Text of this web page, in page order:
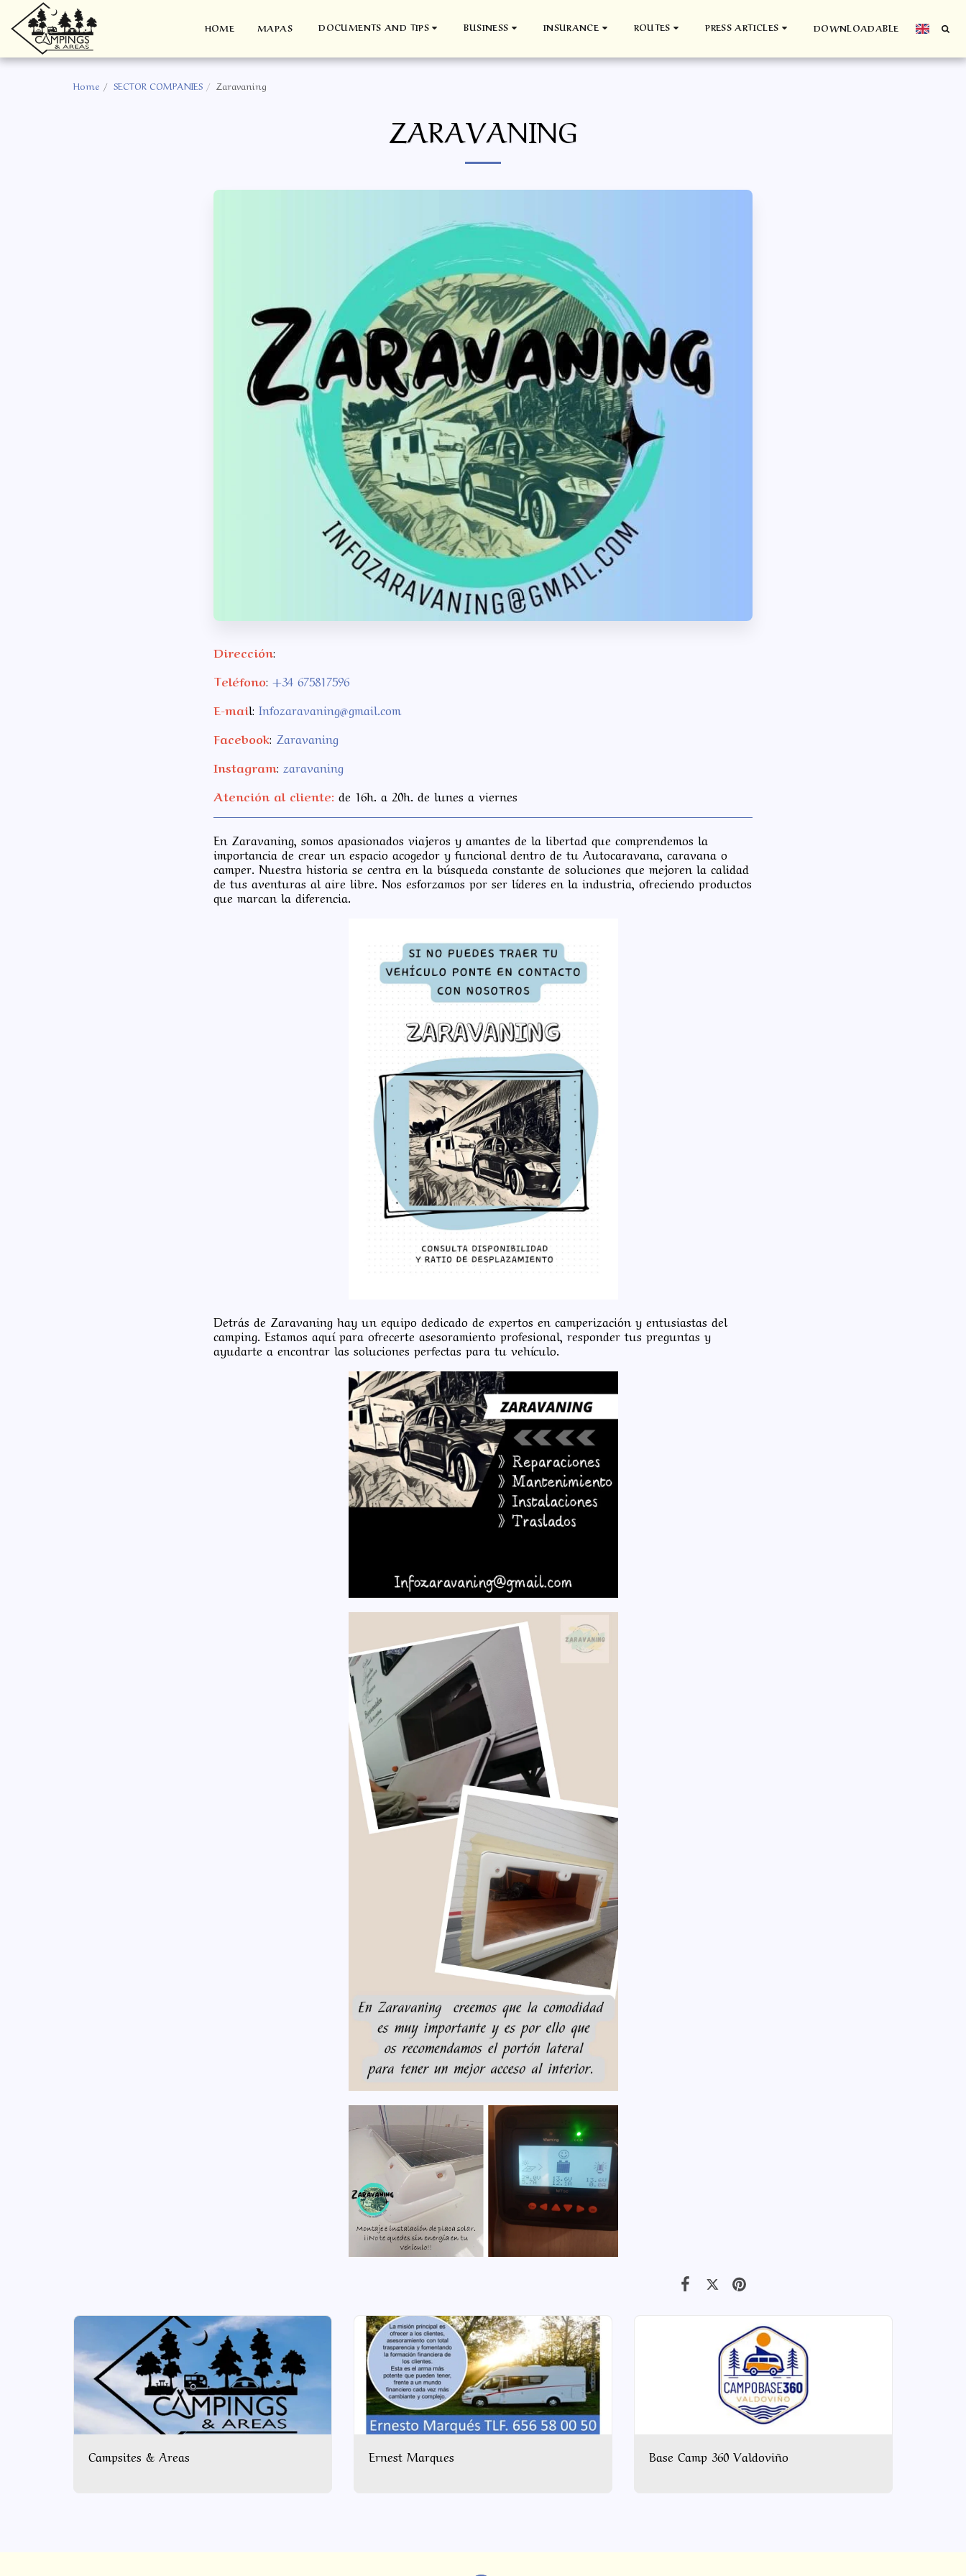
HOME MAPAS DOCUMENTS AND TIPS BUSINESS INSURANCE ROUTES PRESS ARTICLES DOWNLOADABLE
Home SECTOR COMPANIES Zaravaning
ZARAVANING
Dirección:
Teléfono: +34 675817596
E-mail: Infozaravaning@gmail.com
Facebook: Zaravaning
Instagram: zaravaning
Atención al cliente: de 16h. a 20h. de lunes a viernes
En Zaravaning, somos apasionados viajeros y amantes de la libertad que comprendemos la
importancia de crear un espacio acogedor y funcional dentro de tu Autocaravana, caravana o
camper. Nuestra historia se centra en la búsqueda constante de soluciones que mejoren la calidad
de tus aventuras al aire libre. Nos esforzamos por ser líderes en la industria, ofreciendo productos
que marcan la diferencia.
Detrás de Zaravaning hay un equipo dedicado de expertos en camperización y entusiastas del
camping. Estamos aquí para ofrecerte asesoramiento profesional, responder tus preguntas y
ayudarte a encontrar las soluciones perfectas para tu vehículo.
Campsites & Areas Ernest Marques Base Camp 360 Valdoviño